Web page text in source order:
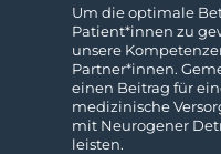
Um die optimale
Patient*innen zu
unsere
Partner*innen.
einen Beitrag für
medizinische
mit Neurogener
leisten.